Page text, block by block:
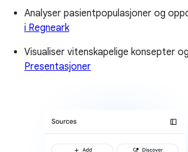
Analyser pasientpopulasjoner og
i Regneark
Visualiser vitenskapelige konsepter
Presentasjoner